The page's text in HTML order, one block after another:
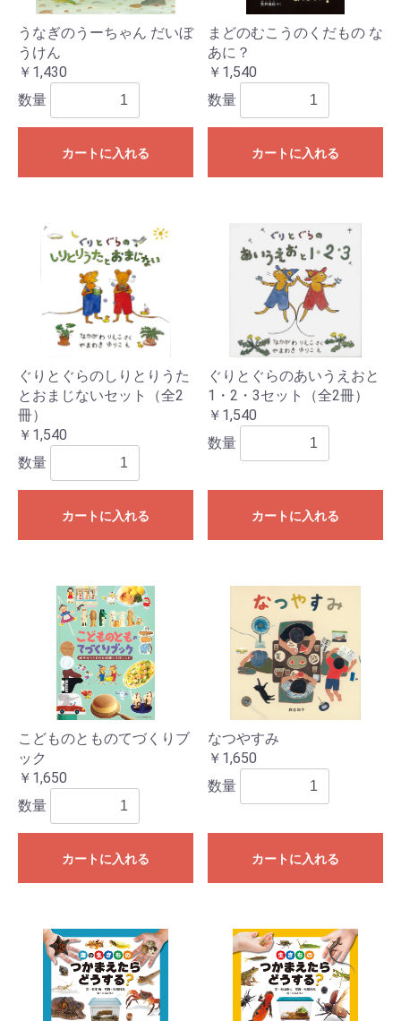
うなぎのうーちゃん だいぼ
うけん
￥1,430
数量
カートに入れる
まどのむこうのくだもの な
あに？
￥1,540
数量
カートに入れる
ぐりとぐらのしりとりうた
とおまじないセット（全2
冊）
￥1,540
数量
カートに入れる
ぐりとぐらのあいうえおと
1・2・3セット（全2冊）
￥1,540
数量
カートに入れる
こどものとものてづくりブ
ック
￥1,650
数量
カートに入れる
なつやすみ
￥1,650
数量
カートに入れる